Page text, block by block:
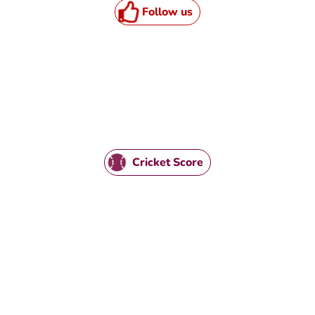
HTML / JS Code
Follow us
Cricket Score